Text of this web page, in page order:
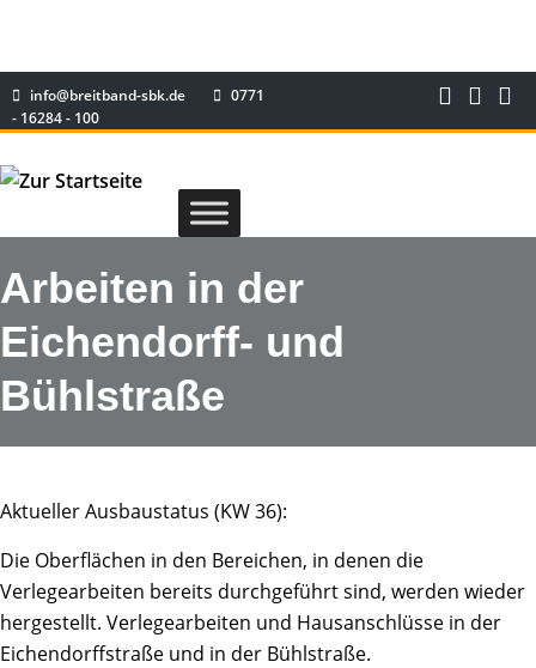
info@breitband-sbk.de
0771
- 16284 - 100
Arbeiten in der
Eichendorff- und
Bühlstraße
Aktueller Ausbaustatus (KW 36):
Die Oberflächen in den Bereichen, in denen die
Verlegearbeiten bereits durchgeführt sind, werden wieder
hergestellt. Verlegearbeiten und Hausanschlüsse in der
Eichendorffstraße und in der Bühlstraße.